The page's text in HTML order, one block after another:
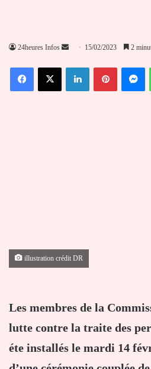
24heures Infos
Envoyer
courriel
15/02/2023 2
FacebookX LinkedinPinterest
illustration crédit DR
Les membres de la
lutte contre la traite des
éte installés le mardi 14